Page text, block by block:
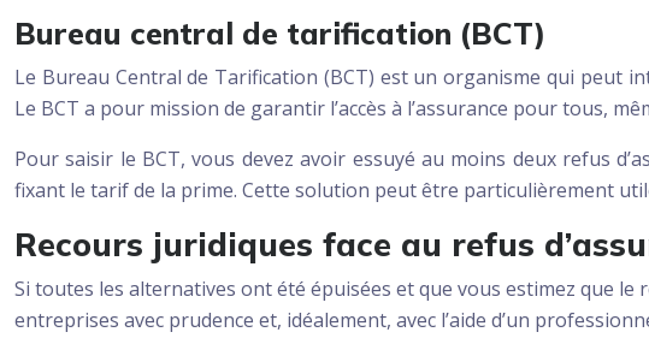
Bureau central de tarification (BCT)
Le Bureau Central de Tarification (BCT) est un organisme qui peut
Le BCT a pour mission de garantir l’accès à l’assurance pour tous,
Pour saisir le BCT, vous devez avoir essuyé au moins deux refus
fixant le tarif de la prime. Cette solution peut être particulièrement
Recours juridiques face au refus
Si toutes les alternatives ont été épuisées et que vous estimez que
entreprises avec prudence et, idéalement, avec l’aide d’un